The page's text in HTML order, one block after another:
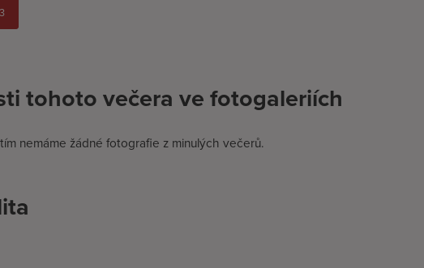
tohoto večera ve fotogaleriích
nemáme žádné fotografie z minulých večerů.